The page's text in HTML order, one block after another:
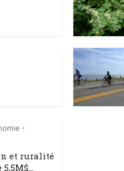
•
et ruralité